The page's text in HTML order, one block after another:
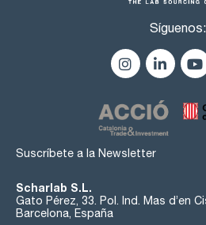
Síguenos:
Suscríbete a la Newsletter
Scharlab S.L.
Gato Pérez, 33. Pol. Ind. Mas d’en
Barcelona, España